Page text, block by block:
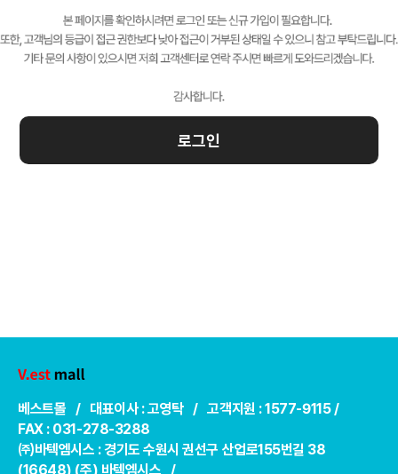
로그인
베스트몰 / 대표이사 : 고영탁 / 고객지원 : 1577-9115 /
FAX : 031-278-3288
㈜바텍엠시스 : 경기도 수원시 권선구 산업로155번길 38
(16648) (주) 바텍엠시스 /